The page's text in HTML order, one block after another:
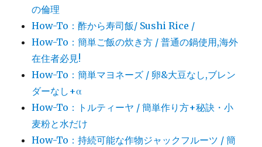
の倫理
How-To：酢から寿司飯/ Sushi Rice /
How-To：簡単ご飯の炊き方 / 普通の鍋使用,海外
在住者必見!
How-To：簡単マヨネーズ / 卵&大豆なし,ブレン
ダーなし+α
How-To：トルティーヤ / 簡単作り方+秘訣・小
麦粉と水だけ
How-To：持続可能な作物ジャックフルーツ / 簡